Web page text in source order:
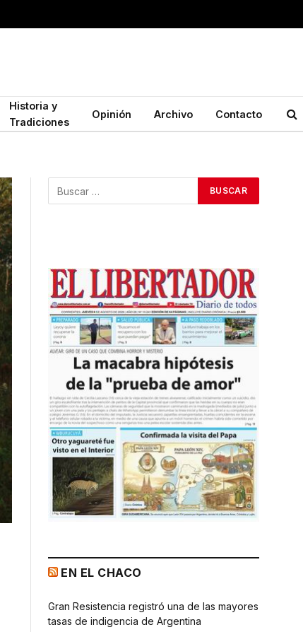
Historia y
Tradiciones
Opinión Archivo Contacto
EN EL CHACO
Gran Resistencia registró una de las mayores
tasas de indigencia de Argentina